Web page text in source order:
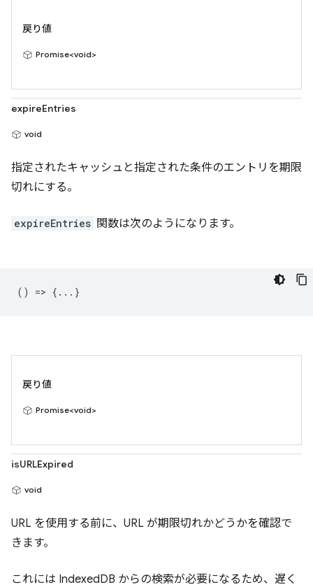
戻り値
Promise<void>
expireEntries
void
指定されたキャッシュと指定された条件のエントリを期限
切れにする。
expireEntries 関数は次のようになります。
() => {...}
戻り値
Promise<void>
isURLExpired
void
URL を使用する前に、URL が期限切れかどうかを確認で
きます。
これには IndexedDB からの検索が必要になるため、遅く